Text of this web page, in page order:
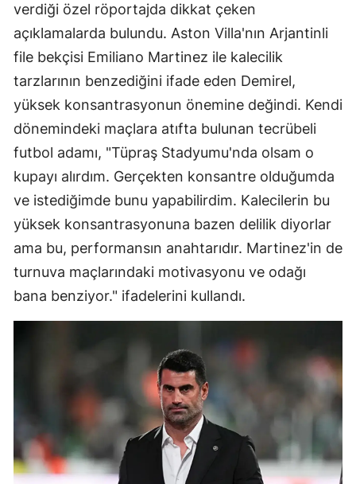
verdiği özel röportajda dikkat çeken
açıklamalarda bulundu. Aston Villa'nın Arjantinli
file bekçisi Emiliano Martinez ile kalecilik
tarzlarının benzediğini ifade eden Demirel,
yüksek konsantrasyonun önemine değindi. Kendi
dönemindeki maçlara atıfta bulunan tecrübeli
futbol adamı, "Tüpraş Stadyumu'nda olsam o
kupayı alırdım. Gerçekten konsantre olduğumda
ve istediğimde bunu yapabilirdim. Kalecilerin bu
yüksek konsantrasyonuna bazen delilik diyorlar
ama bu, performansın anahtarıdır. Martinez'in de
turnuva maçlarındaki motivasyonu ve odağı
bana benziyor." ifadelerini kullandı.